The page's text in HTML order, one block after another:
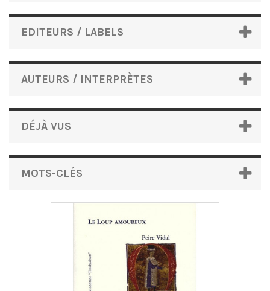
EDITEURS / LABELS
AUTEURS / INTERPRÈTES
DÉJÀ VUS
MOTS-CLÉS